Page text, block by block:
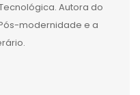
Autora do
modernidade e a